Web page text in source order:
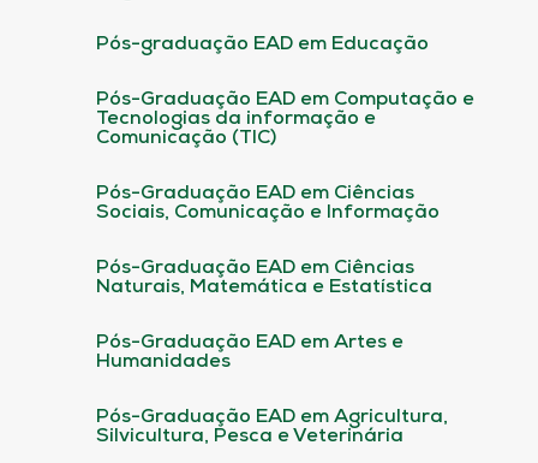
Pós-graduação EAD em Educação
Pós-Graduação EAD em Computação e
Tecnologias da informação e
Comunicação (TIC)
Pós-Graduação EAD em Ciências
Sociais, Comunicação e Informação
Pós-Graduação EAD em Ciências
Naturais, Matemática e Estatística
Pós-Graduação EAD em Artes e
Humanidades
Pós-Graduação EAD em Agricultura,
Silvicultura, Pesca e Veterinária